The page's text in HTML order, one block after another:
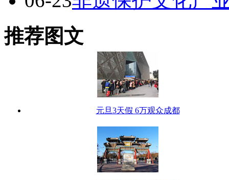
推荐图文
元旦3天假 6万观众成都